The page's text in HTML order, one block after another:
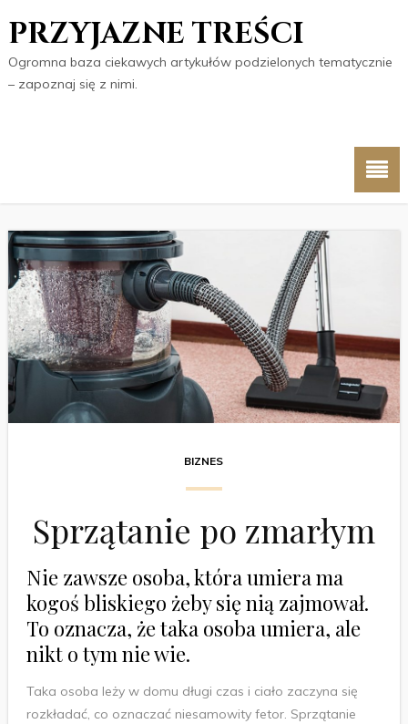
PRZYJAZNE TREŚCI
Ogromna baza ciekawych artykułów podzielonych tematycznie
– zapoznaj się z nimi.
BIZNES
Sprzątanie po zmarłym
Nie zawsze osoba, która umiera ma
kogoś bliskiego żeby się nią zajmował.
To oznacza, że taka osoba umiera, ale
nikt o tym nie wie.
Taka osoba leży w domu długi czas i ciało zaczyna się
rozkładać, co oznaczać niesamowity fetor. Sprzątanie